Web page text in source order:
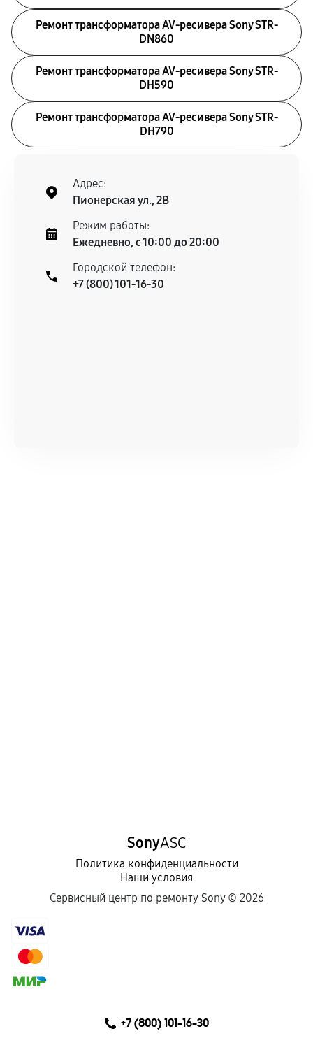
Ремонт трансформатора AV-ресивера Sony STR-
DN860
Ремонт трансформатора AV-ресивера Sony STR-
DH590
Ремонт трансформатора AV-ресивера Sony STR-
DH790
Адрес:
Пионерская ул., 2В
Режим работы:
Ежедневно, с 10:00 до 20:00
Городской телефон:
+7 (800) 101-16-30
SonyASC
Политика конфиденциальности
Наши условия
Сервисный центр по ремонту Sony © 2026
+7 (800) 101-16-30